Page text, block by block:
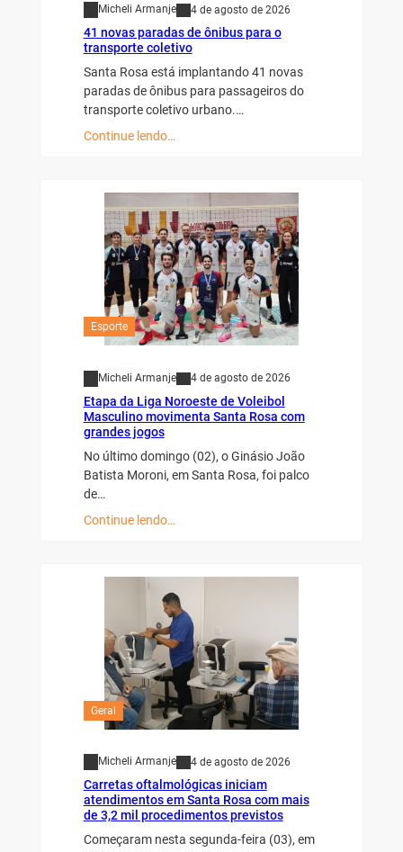
Micheli Armanje 4 de agosto de 2026
41 novas paradas de ônibus para o
transporte coletivo
Santa Rosa está implantando 41 novas
paradas de ônibus para passageiros do
transporte coletivo urbano.…
Continue lendo…
Esporte
Micheli Armanje 4 de agosto de 2026
Etapa da Liga Noroeste de Voleibol
Masculino movimenta Santa Rosa com
grandes jogos
No último domingo (02), o Ginásio João
Batista Moroni, em Santa Rosa, foi palco
de…
Continue lendo…
Geral
Micheli Armanje 4 de agosto de 2026
Carretas oftalmológicas iniciam
atendimentos em Santa Rosa com mais
de 3,2 mil procedimentos previstos
Começaram nesta segunda-feira (03), em